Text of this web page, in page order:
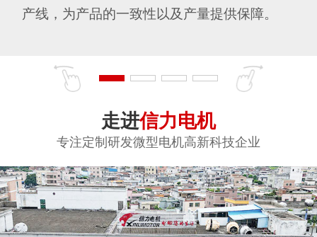
产线，为产品的一致性以及产量提供保障。
走进信力电机
专注定制研发微型电机高新科技企业